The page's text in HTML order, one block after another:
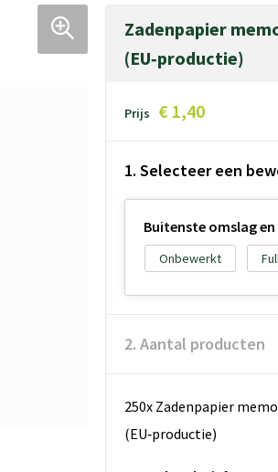
Zadenpapier
(EU‑productie)
Prijs € 1,40
1. Selecteer een
Buitenste omslag
Onbewerkt
2. Aantal producten
250x Zadenpapier
(EU‑productie)